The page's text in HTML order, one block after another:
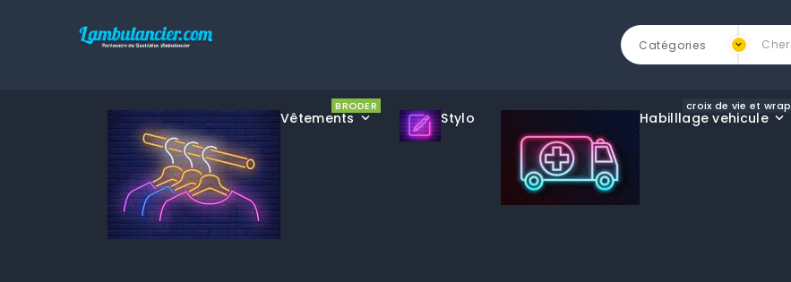
Vêtements
BRODER
Stylo Habilllage vehicule
croix de vie et wrap